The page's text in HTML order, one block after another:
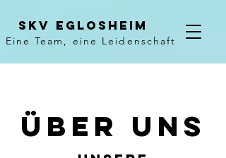
Skv Eglosheim
Eine Team, eine Leidenschaft
Über uns